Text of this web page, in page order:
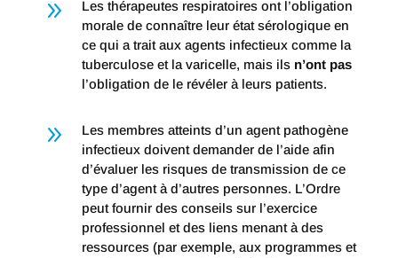
9
Les thérapeutes respiratoires ont l’obligation
morale de connaître leur état sérologique en
ce qui a trait aux agents infectieux comme la
tuberculose et la varicelle, mais ils n’ont pas
l’obligation de le révéler à leurs patients.
9
Les membres atteints d’un agent pathogène
infectieux doivent demander de l’aide afin
d’évaluer les risques de transmission de ce
type d’agent à d’autres personnes. L’Ordre
peut fournir des conseils sur l’exercice
professionnel et des liens menant à des
ressources (par exemple, aux programmes et